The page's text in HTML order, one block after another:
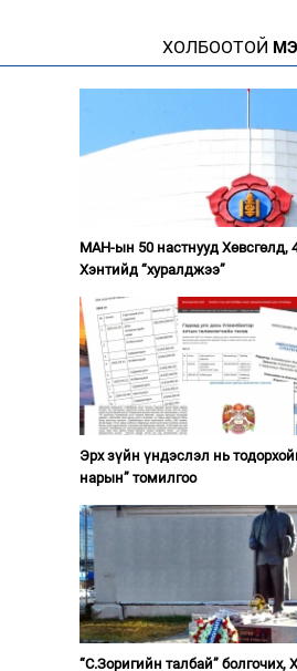
ХОЛБООТОЙ
МАН-ын 50 настнууд Хөвсгөлд,
Хэнтийд “хуралджээ”
Эрх зүйн үндэслэл нь
нарын” томилгоо
“С.Зоригийн талбай” болгочих,